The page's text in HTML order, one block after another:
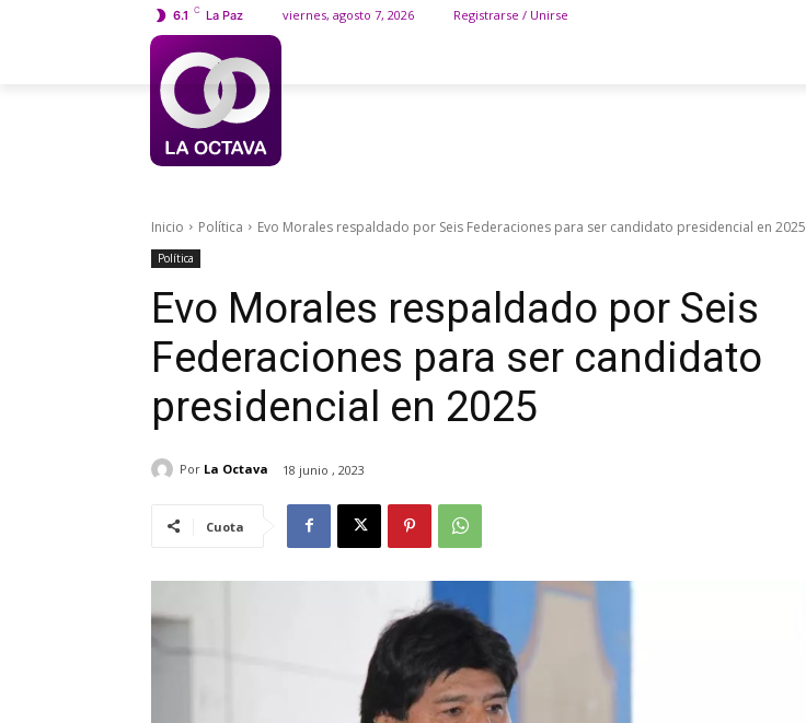
6.1 C La Paz viernes, agosto 7, 2026 Registrarse / Unirse
Inicio Política Evo Morales respaldado por Seis Federaciones para ser candidato presidencial en 2025
Política
Evo Morales respaldado por Seis
Federaciones para ser candidato
presidencial en 2025
Por La Octava 18 junio , 2023
Cuota